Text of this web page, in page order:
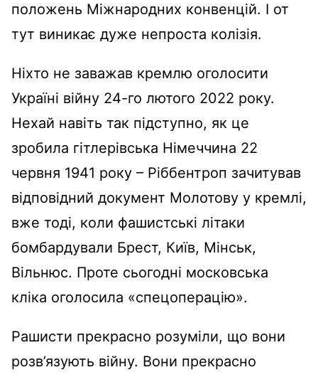
положень Міжнародних конвенцій. І от
тут виникає дуже непроста колізія.
Ніхто не заважав кремлю оголосити
Україні війну 24-го лютого 2022 року.
Нехай навіть так підступно, як це
зробила гітлерівська Німеччина 22
червня 1941 року – Ріббентроп зачитував
відповідний документ Молотову у кремлі,
вже тоді, коли фашистські літаки
бомбардували Брест, Київ, Мінськ,
Вільнюс. Проте сьогодні московська
кліка оголосила «спецоперацію».
Рашисти прекрасно розуміли, що вони
розв’язують війну. Вони прекрасно